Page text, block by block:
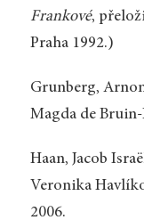
Frankové,
Praha 1992.)
Grunberg,
Magda de
Haan, Jacob
Veronika
2006.